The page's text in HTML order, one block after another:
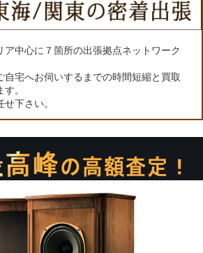
ア中心に７箇所の出張拠点ネットワーク
自宅へお伺いするまでの時間短縮と買取
。
下さい。